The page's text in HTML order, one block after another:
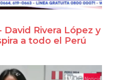
David Rivera López y
a todo el Perú